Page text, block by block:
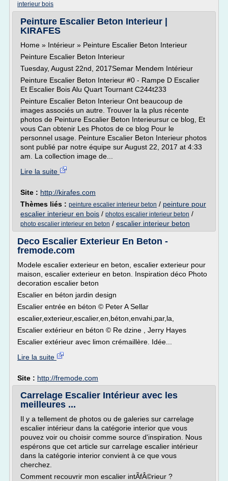
interieur bois
Peinture Escalier Beton Interieur |
KIRAFES
Home » Intérieur » Peinture Escalier Beton Interieur
Peinture Escalier Beton Interieur
Tuesday, August 22nd, 2017Semar Mendem Intérieur
Peinture Escalier Beton Interieur #0 - Rampe D Escalier
Et Escalier Bois Alu Quart Tournant C244t233
Peinture Escalier Beton Interieur Ont beaucoup de
images associés un autre. Trouver la la plus récente
photos de Peinture Escalier Beton Interieursur ce blog, Et
vous Can obtenir Les Photos de ce blog Pour le
personnel usage. Peinture Escalier Beton Interieur photos
sont publié par notre équipe sur August 22, 2017 at 4:33
am. La collection image de...
Lire la suite
Site : http://kirafes.com
Thèmes liés : peinture escalier interieur beton / peinture pour
escalier interieur en bois / photos escalier interieur beton /
photo escalier interieur en beton / escalier interieur beton
Deco Escalier Exterieur En Beton -
fremode.com
Modele escalier exterieur en beton, escalier exterieur pour
maison, escalier exterieur en beton. Inspiration déco Photo
decoration escalier beton
Escalier en béton jardin design
Escalier entrée en béton © Peter A Sellar
escalier,exterieur,escalier,en,béton,envahi,par,la,
Escalier extérieur en béton © Re dzine , Jerry Hayes
Escalier extérieur avec limon crémaillère. Idée...
Lire la suite
Site : http://fremode.com
Carrelage Escalier Intérieur avec les
meilleures ...
Il y a tellement de photos ou de galeries sur carrelage
escalier intérieur dans la catégorie interior que vous
pouvez voir ou choisir comme source d'inspiration. Nous
espérons que cet article sur carrelage escalier intérieur
dans la catégorie interior convient à ce que vous
cherchez.
Comment recouvrir mon escalier intÃfÂ©rieur ?